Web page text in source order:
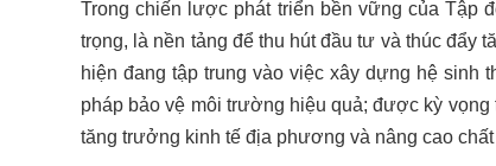
Trong chiến lược phát triển bền vững của Tập
trọng, là nền tảng để thu hút đầu tư và thúc đẩy
hiện đang tập trung vào việc xây dựng hệ sinh
pháp bảo vệ môi trường hiệu quả; được kỳ
tăng trưởng kinh tế địa phương và nâng cao